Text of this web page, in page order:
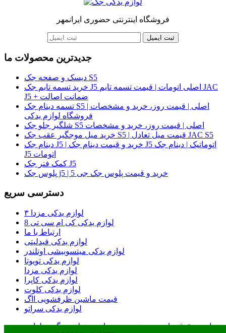
فروشگاه اینترنتی حضوری ایرانمهر
ثبت ایمیل
جدیدترین محصولات ما
دیسک و صفحه جک S5
خرید تسمه تایم جک J5 اصلی اتومات | قیمت تسمه تایم JAC
J5 + ضمانت اصالت
تسمه دینام جک S5 اصلی | قیمت روز، خرید و مشخصات |
فروشگاه لوازم یدکی
شلگیر جلو جک S5 اصلی | قیمت روز، خرید و مشخصات
خرید میل موجگیر عقب جک S5 | قیمت میل تعادل JAC S5
دینام جک J5 | خرید و قیمت دینام جک J5 اتوماتیک | دینام جک
J5 اتومات
کمک فنر جک J5
پلوس جک j5 | خرید و قیمت پلوس جک جی 5
دسترسی سریع
لوازم یدکی مزدا ۳
لوازم یدکی کی ام سی تی 8
ارتباط با ما
لوازم یدکی فیدلیتی
لوازم یدکی میتسوبیشی اوتلندر
لوازم یدکی تویوتا
لوازم یدکی مزدا
لوازم یدکی کاپرا
لوازم یدکی کلوت
قیمت ماشین ظرفشویی ااگ
لوازم یدکی سراتو
تمامی حقوق مادی و معنوی وب سایت متعلق به گروه لوازم